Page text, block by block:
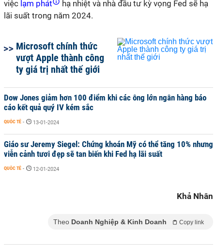
việc lạm phát
hạ nhiệt và nhà đầu tư kỳ vọng Fed sẽ hạ
lãi suất trong năm 2024.
Microsoft chính thức
vượt Apple thành công
ty giá trị nhất thế giới
Dow Jones giảm hơn 100 điểm khi các ông lớn ngân hàng báo
cáo kết quả quý IV kém sắc
QUỐC TẾ - 13-01-2024
Giáo sư Jeremy Siegel: Chứng khoán Mỹ có thể tăng 10% nhưng
viễn cảnh tươi đẹp sẽ tan biến khi Fed hạ lãi suất
QUỐC TẾ - 12-01-2024
Khả Nhân
Theo Doanh Nghiệp & Kinh Doanh Copy link